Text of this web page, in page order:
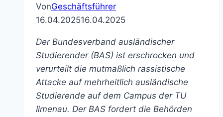
VonGeschäftsführer
16.04.202516.04.2025
Der Bundesverband ausländischer
Studierender (BAS) ist erschrocken und
verurteilt die mutmaßlich rassistische
Attacke auf mehrheitlich ausländische
Studierende auf dem Campus der TU
Ilmenau. Der BAS fordert die Behörden